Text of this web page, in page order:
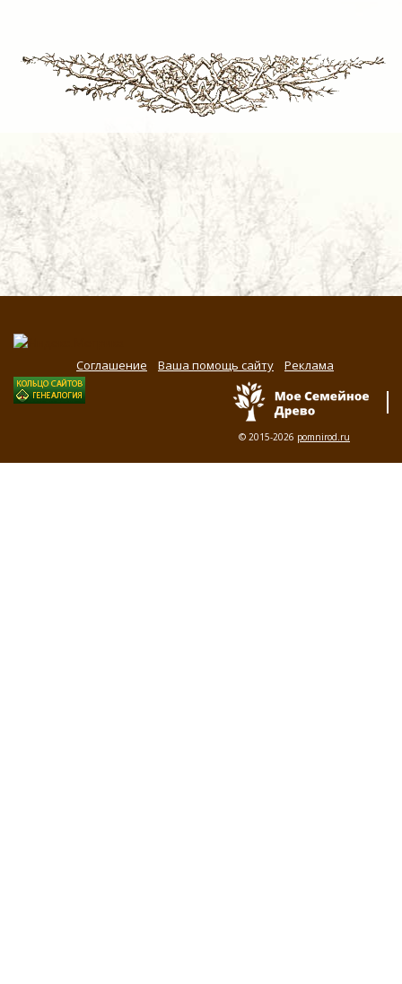
Соглашение Ваша помощь сайту Реклама
© 2015-2026 pomnirod.ru